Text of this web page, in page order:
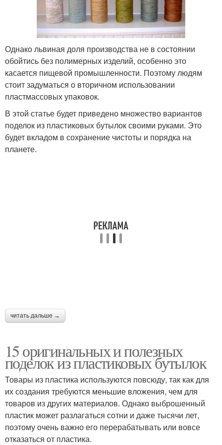
Однако львиная доля производства не в состоянии
обойтись без полимерных изделий, особенно это
касается пищевой промышленности. Поэтому людям
стоит задуматься о вторичном использовании
пластмассовых упаковок.
В этой статье будет приведено множество вариантов
поделок из пластиковых бутылок своими руками. Это
будет вкладом в сохранение чистоты и порядка на
планете.
читать дальше →
15 оригинальных и полезных
поделок из пластиковых бутылок
Товары из пластика используются повсюду, так как для
их создания требуются меньшие вложения, чем для
товаров из других материалов. Однако выброшенный
пластик может разлагаться сотни и даже тысячи лет,
поэтому очень важно его перерабатывать или вовсе
отказаться от пластика.